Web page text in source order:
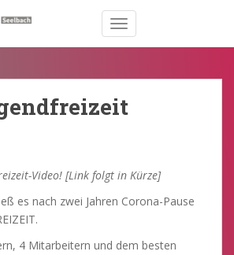
TOGGLE NAVIGATION
Video! [Link folgt in Kürze]
es nach zwei Jahren Corona-Pause
4 Mitarbeitern und dem besten